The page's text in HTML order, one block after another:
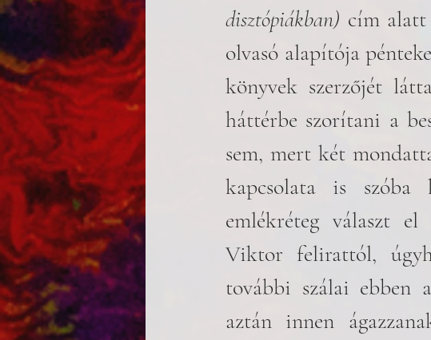
disztópiákban) cím alatt
olvasó alapítója
könyvek szerzőjét
háttérbe szorítani a
sem, mert két
kapcsolata is
emlékréteg választ
Viktor felirattól,
további szálai ebben
aztán innen